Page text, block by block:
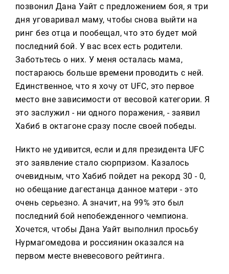
позвонил Дана Уайт с предложением боя, я три
дня уговаривал маму, чтобы снова выйти на
ринг без отца и пообещал, что это будет мой
последний бой. У вас всех есть родители.
Заботьтесь о них. У меня осталась мама,
постараюсь больше времени проводить с ней.
Единственное, что я хочу от UFC, это первое
место вне зависимости от весовой категории. Я
это заслужил - ни одного поражения, - заявил
Хабиб в октагоне сразу после своей победы.
Никто не удивится, если и для президента UFC
это заявление стало сюрпризом. Казалось
очевидным, что Хабиб пойдет на рекорд 30 - 0,
но обещание дагестанца данное матери - это
очень серьезно. А значит, на 99% это был
последний бой непобежденного чемпиона.
Хочется, чтобы Дана Уайт выполнил просьбу
Нурмагомедова и россиянин оказался на
первом месте вневесового рейтинга.